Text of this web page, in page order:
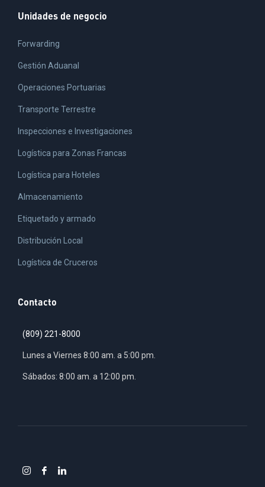
Unidades de negocio
Forwarding
Gestión Aduanal
Operaciones Portuarias
Transporte Terrestre
Inspecciones e Investigaciones
Logística para Zonas Francas
Logística para Hoteles
Almacenamiento
Etiquetado y armado
Distribución Local
Logística de Cruceros
Contacto
(809) 221-8000
Lunes a Viernes 8:00 am. a 5:00 pm.
Sábados: 8:00 am. a 12:00 pm.